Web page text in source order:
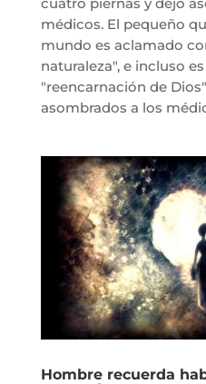
médicos. El pequeño
mundo es aclamado
naturaleza", e incluso
"reencarnación de
asombrados a los
Hombre recuerda